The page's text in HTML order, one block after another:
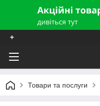
+
Товари та послуги